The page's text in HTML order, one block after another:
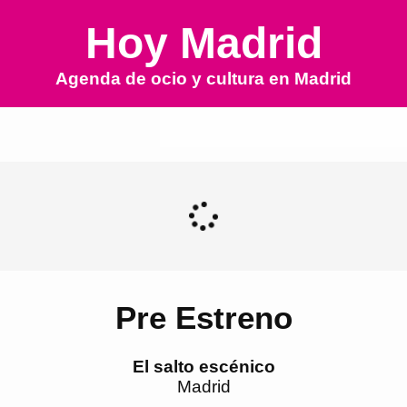
Hoy Madrid
Agenda de ocio y cultura en Madrid
Pre Estreno
El salto escénico
Madrid